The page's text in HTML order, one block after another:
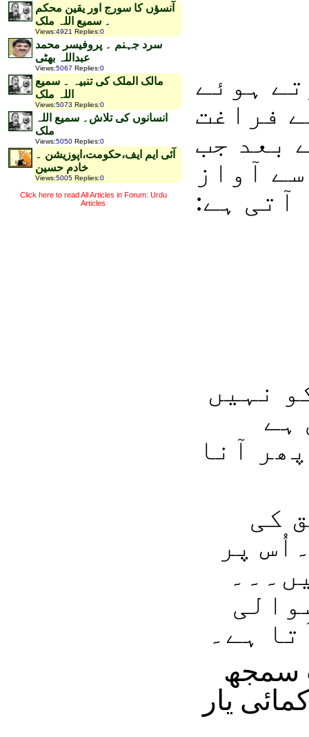
آنسؤں کا سورج اور یقین محکم
۔ سمیع اللہ ملک
Views:4921 Replies:0
سرد جہنم ۔ پروفیسر محمد
عبداللہ بھٹی
Views:5067 Replies:0
مالک الملک کی تنبیہ ۔ سمیع
اللہ ملک
Views:5073 Replies:0
انسانوں کی تلاش۔ سمیع اللہ
ملک
Views:5050 Replies:0
آئی ایم ایف،حکومت،اپوزیشن ۔
خادم حسین
Views:5005 Replies:0
Click here to read All Articles in Forum: Urdu
Articles
ہوئے
فراغت
بعد جب
آواز
آتی ہے:
نہیں
ہے
آنا
کی
پر
ہے۔
سمجھ
یار